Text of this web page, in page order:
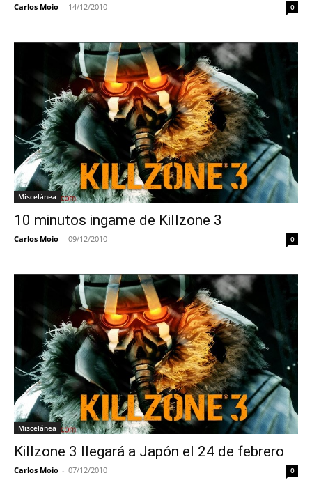
Carlos Moio - 14/12/2010 0
Miscelánea
10 minutos ingame de Killzone 3
Carlos Moio - 09/12/2010 0
Miscelánea
Killzone 3 llegará a Japón el 24 de febrero
Carlos Moio - 07/12/2010 0